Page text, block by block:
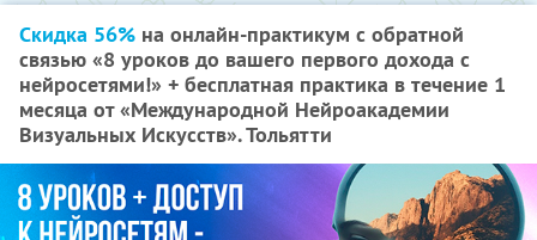
Скидка 56% на онлайн-практикум с обратной
связью «8 уроков до вашего первого дохода с
нейросетями!» + бесплатная практика в течение 1
месяца от «Международной Нейроакадемии
Визуальных Искусств». Тольятти